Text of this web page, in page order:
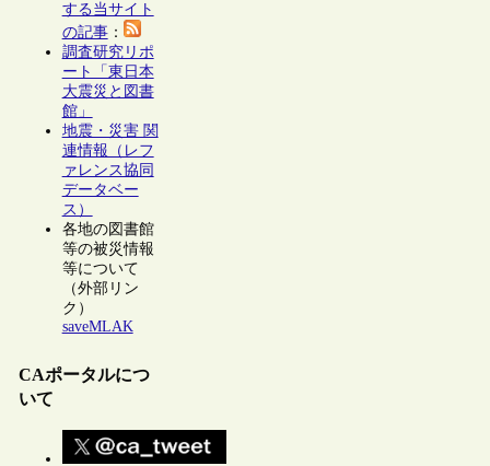
する当サイト
の記事：
調査研究リポ
ート「東日本
大震災と図書
館」
地震・災害 関
連情報（レフ
ァレンス協同
データベー
ス）
各地の図書館
等の被災情報
等について
（外部リン
ク）
saveMLAK
CAポータルにつ
いて